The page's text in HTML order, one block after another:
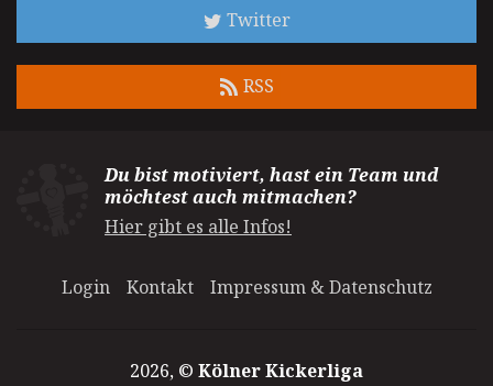
Twitter
RSS
Du bist motiviert, hast ein Team und
möchtest auch mitmachen?
Hier gibt es alle Infos!
Login Kontakt Impressum & Datenschutz
2026, © Kölner Kickerliga